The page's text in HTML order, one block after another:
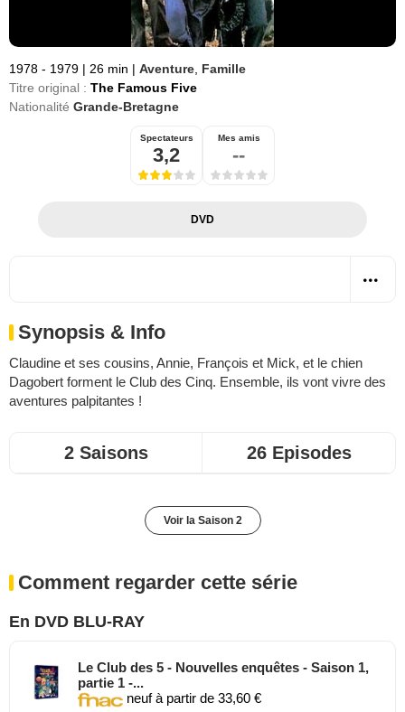
1978 - 1979 | 26 min | Aventure Famille
Titre original : The Famous Five
Nationalité Grande-Bretagne
Spectateurs
3,2
Mes amis
--
DVD
Synopsis & Info
Claudine et ses cousins, Annie, François et Mick, et le chien
Dagobert forment le Club des Cinq. Ensemble, ils vont vivre des
aventures palpitantes !
2 Saisons 26 Episodes
Voir la Saison 2
Comment regarder cette série
En DVD BLU-RAY
Le Club des 5 - Nouvelles enquêtes - Saison 1,
partie 1 -...
neuf à partir de 33,60 €